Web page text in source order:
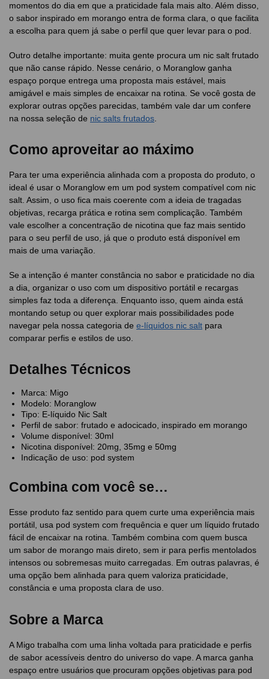
momentos do dia em que a praticidade fala mais alto. Além disso,
o sabor inspirado em morango entra de forma clara, o que facilita
a escolha para quem já sabe o perfil que quer levar para o pod.
Outro detalhe importante: muita gente procura um nic salt frutado
que não canse rápido. Nesse cenário, o Moranglow ganha
espaço porque entrega uma proposta mais estável, mais
amigável e mais simples de encaixar na rotina. Se você gosta de
explorar outras opções parecidas, também vale dar um confere
na nossa seleção de nic salts frutados
Como aproveitar ao máximo
Para ter uma experiência alinhada com a proposta do produto, o
ideal é usar o Moranglow em um pod system compatível com nic
salt. Assim, o uso fica mais coerente com a ideia de tragadas
objetivas, recarga prática e rotina sem complicação. Também
vale escolher a concentração de nicotina que faz mais sentido
para o seu perfil de uso, já que o produto está disponível em
mais de uma variação.
Se a intenção é manter constância no sabor e praticidade no dia
a dia, organizar o uso com um dispositivo portátil e recargas
simples faz toda a diferença. Enquanto isso, quem ainda está
montando setup ou quer explorar mais possibilidades pode
navegar pela nossa categoria de e-líquidos nic salt para
comparar perfis e estilos de uso.
Detalhes Técnicos
Marca: Migo
Modelo: Moranglow
Tipo: E-líquido Nic Salt
Perfil de sabor: frutado e adocicado, inspirado em morango
Volume disponível: 30ml
Nicotina disponível: 20mg, 35mg e 50mg
Indicação de uso: pod system
Combina com você se…
Esse produto faz sentido para quem curte uma experiência mais
portátil, usa pod system com frequência e quer um líquido frutado
fácil de encaixar na rotina. Também combina com quem busca
um sabor de morango mais direto, sem ir para perfis mentolados
intensos ou sobremesas muito carregadas. Em outras palavras, é
uma opção bem alinhada para quem valoriza praticidade,
constância e uma proposta clara de uso.
Sobre a Marca
A Migo trabalha com uma linha voltada para praticidade e perfis
de sabor acessíveis dentro do universo do vape. A marca ganha
espaço entre usuários que procuram opções objetivas para pod